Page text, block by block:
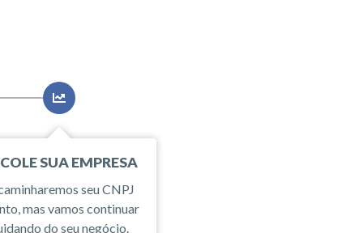
SUA EMPRESA
seu CNPJ
mas vamos continuar
do seu negócio.